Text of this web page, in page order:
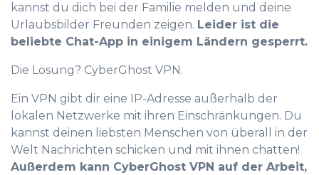
kannst du dich bei der Familie melden und deine
Urlaubsbilder Freunden zeigen. Leider ist die
beliebte Chat-App in einigem Ländern gesperrt.
Die Lösung? CyberGhost VPN.
Ein VPN gibt dir eine IP-Adresse außerhalb der
lokalen Netzwerke mit ihren Einschränkungen. Du
kannst deinen liebsten Menschen von überall in der
Welt Nachrichten schicken und mit ihnen chatten!
Außerdem kann CyberGhost VPN auf der Arbeit,